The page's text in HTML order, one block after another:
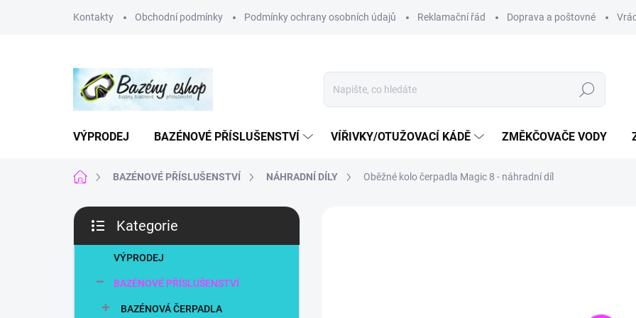
Kontakty Obchodní podmínky Podmínky ochrany osobních údajů Reklamační řád Doprava a poštovné
Hledat
VÝPRODEJ BAZÉNOVÉ PŘÍSLUŠENSTVÍ VÍŘIVKY/OTUŽOVACÍ KÁDĚ ZMĚKČOVAČE VODY
Domů BAZÉNOVÉ PŘÍSLUŠENSTVÍ NÁHRADNÍ DÍLY Oběžné kolo čerpadla Magic 8 - náhradní díl
P
s
kategorie
Kategorie
VÝPRODEJ
BAZÉNOVÉ PŘÍSLUŠENSTVÍ
BAZÉNOVÁ ČERPADLA